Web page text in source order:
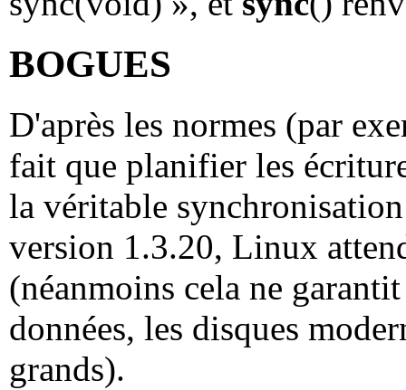
BOGUES
D'après les normes (par
fait que planifier les
la véritable
version 1.3.20, Linux
(néanmoins cela ne
données, les disques
grands).